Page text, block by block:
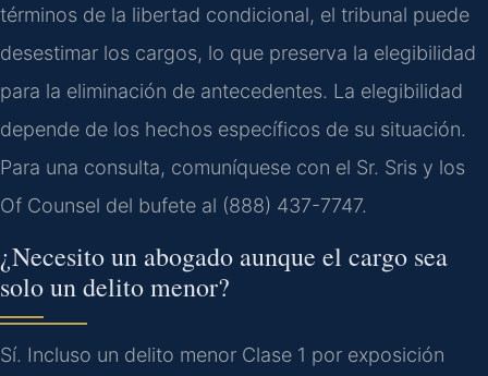
términos de la libertad condicional, el tribunal puede
desestimar los cargos, lo que preserva la elegibilidad
para la eliminación de antecedentes. La elegibilidad
depende de los hechos específicos de su situación.
Para una consulta, comuníquese con el Sr. Sris y los
Of Counsel del bufete al (888) 437-7747.
¿Necesito un abogado aunque el cargo sea
solo un delito menor?
Sí. Incluso un delito menor Clase 1 por exposición